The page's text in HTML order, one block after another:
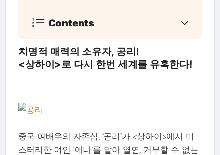
Contents
치명적 매력의 소유자, 공리!
<상하이>로 다시 한번 세계를 유혹한다!
중국 여배우의 자존심, ‘공리’가 <상하이>에서 미
스터리한 여인 ‘애나’를 맡아 열연, 거부할 수 없는